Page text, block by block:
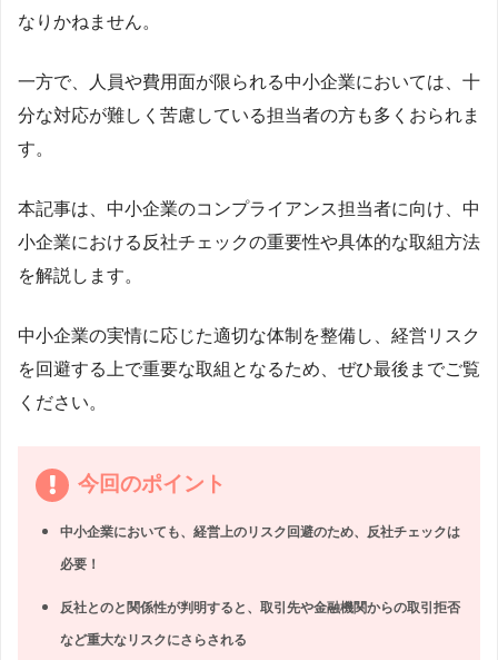
なりかねません。
一方で、人員や費用面が限られる中小企業においては、十
分な対応が難しく苦慮している担当者の方も多くおられま
す。
本記事は、中小企業のコンプライアンス担当者に向け、中
小企業における反社チェックの重要性や具体的な取組方法
を解説します。
中小企業の実情に応じた適切な体制を整備し、経営リスク
を回避する上で重要な取組となるため、ぜひ最後までご覧
ください。
今回のポイント
中小企業においても、経営上のリスク回避のため、反社チェックは
必要！
反社とのと関係性が判明すると、取引先や金融機関からの取引拒否
など重大なリスクにさらされる